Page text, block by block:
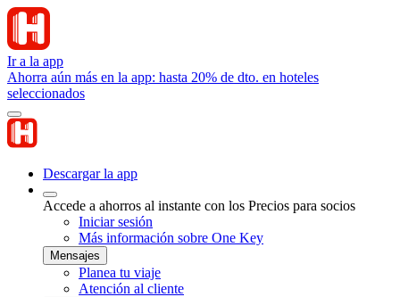
Ir a la app
Ahorra aún más en la app: hasta 20% de dto. en hoteles
seleccionados
Descargar la app
Accede a ahorros al instante con los Precios para socios
Iniciar sesión
Más información sobre One Key
Mensajes
Planea tu viaje
Atención al cliente